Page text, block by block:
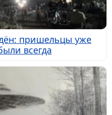
пришельцы уже
всегда